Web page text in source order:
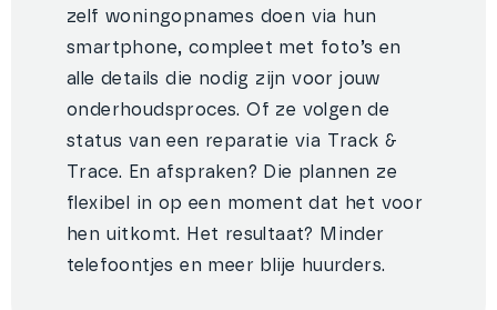
zelf woningopnames doen via hun
smartphone, compleet met foto’s en
alle details die nodig zijn voor jouw
onderhoudsproces. Of ze volgen de
status van een reparatie via Track &
Trace. En afspraken? Die plannen ze
flexibel in op een moment dat het voor
hen uitkomt. Het resultaat? Minder
telefoontjes en meer blije huurders.